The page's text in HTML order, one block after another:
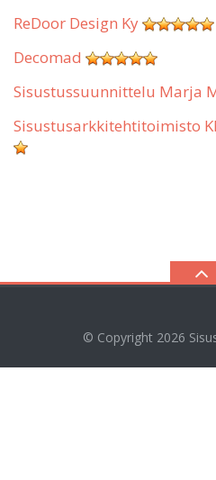
ReDoor Design Ky
Decomad
Sisustussuunnittelu Marja
Sisustusarkkitehtitoimisto
© Copyright 2026